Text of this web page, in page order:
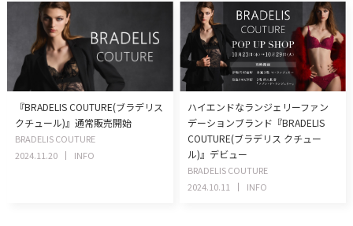
『BRADELIS COUTURE(ブラデリス
クチュール)』通常販売開始
BRADELIS COUTURE
2024.11.20
INFO
ハイエンドなランジェリーファン
デーションブランド『BRADELIS
COUTURE(ブラデリス クチュー
ル)』デビュー
BRADELIS COUTURE
2024.10.11
INFO